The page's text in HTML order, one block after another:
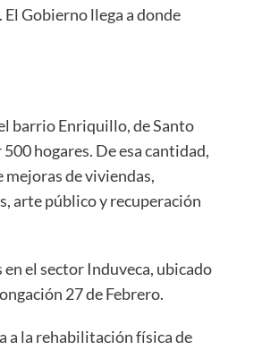
Gobierno llega a donde
barrio Enriquillo, de Santo
hogares. De esa cantidad,
de viviendas,
arte público y recuperación
el sector Induveca, ubicado
27 de Febrero.
a la rehabilitación física de